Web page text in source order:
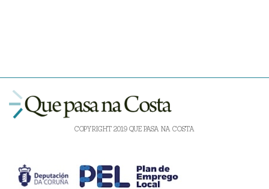
COPYRIGHT 2019 QUE PASA NA COSTA